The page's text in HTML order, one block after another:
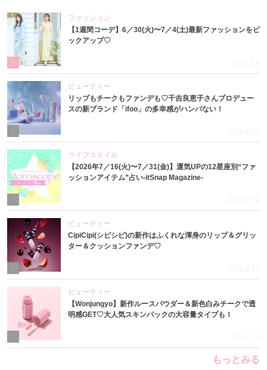
ファッション
【1週間コーデ】6／30(火)〜7／4(土)最新ファッションをピ
ックアップ♡
2026.7.8
ビューティー
リップもチークもファンデも♡千吉良恵子さんプロデュー
スの新ブランド「ifoo」の多幸感がハンパない！
2026.7.10
3
ライフスタイル
【2026年7／16(火)〜7／31(金)】運気UPの12星座別“ファ
ッションアイテム”占い-itSnap Magazine-
2026.7.16
4
ビューティー
CipiCipi(シピシピ)の新作はふくれな渾身のリップ＆グリッ
ター＆クッションファンデ♡
2026.7.14
ビューティー
【Wonjungyo】新作ルースパウダー＆新色白みチークで透
明感GET♡大人気スキンパックの大容量タイプも！
2026.7.9
もっとみる